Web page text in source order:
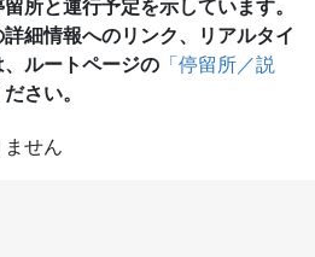
所と運行予定を示しています。
細情報へのリンク、リアルタイ
ルートページの 「停留所／説
さい。
せん